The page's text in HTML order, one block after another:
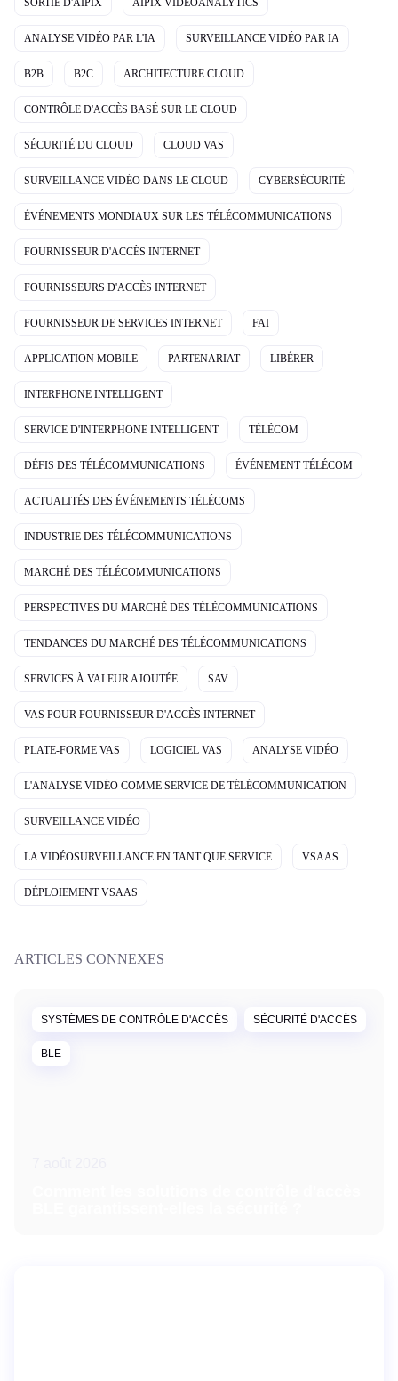
SORTIE D'AIPIX AIPIX VIDEOANALYTICS
ANALYSE VIDÉO PAR L'IA SURVEILLANCE VIDÉO PAR IA
B2B B2C ARCHITECTURE CLOUD
CONTRÔLE D'ACCÈS BASÉ SUR LE CLOUD
SÉCURITÉ DU CLOUD CLOUD VAS
SURVEILLANCE VIDÉO DANS LE CLOUD CYBERSÉCURITÉ
ÉVÉNEMENTS MONDIAUX SUR LES TÉLÉCOMMUNICATIONS
FOURNISSEUR D'ACCÈS INTERNET
FOURNISSEURS D'ACCÈS INTERNET
FOURNISSEUR DE SERVICES INTERNET FAI
APPLICATION MOBILE PARTENARIAT LIBÉRER
INTERPHONE INTELLIGENT
SERVICE D'INTERPHONE INTELLIGENT TÉLÉCOM
DÉFIS DES TÉLÉCOMMUNICATIONS ÉVÉNEMENT TÉLÉCOM
ACTUALITÉS DES ÉVÉNEMENTS TÉLÉCOMS
INDUSTRIE DES TÉLÉCOMMUNICATIONS
MARCHÉ DES TÉLÉCOMMUNICATIONS
PERSPECTIVES DU MARCHÉ DES TÉLÉCOMMUNICATIONS
TENDANCES DU MARCHÉ DES TÉLÉCOMMUNICATIONS
SERVICES À VALEUR AJOUTÉE SAV
VAS POUR FOURNISSEUR D'ACCÈS INTERNET
PLATE-FORME VAS LOGICIEL VAS ANALYSE VIDÉO
L'ANALYSE VIDÉO COMME SERVICE DE TÉLÉCOMMUNICATION
SURVEILLANCE VIDÉO
LA VIDÉOSURVEILLANCE EN TANT QUE SERVICE VSAAS
DÉPLOIEMENT VSAAS
ARTICLES CONNEXES
SYSTÈMES DE CONTRÔLE D'ACCÈS SÉCURITÉ D'ACCÈS
BLE